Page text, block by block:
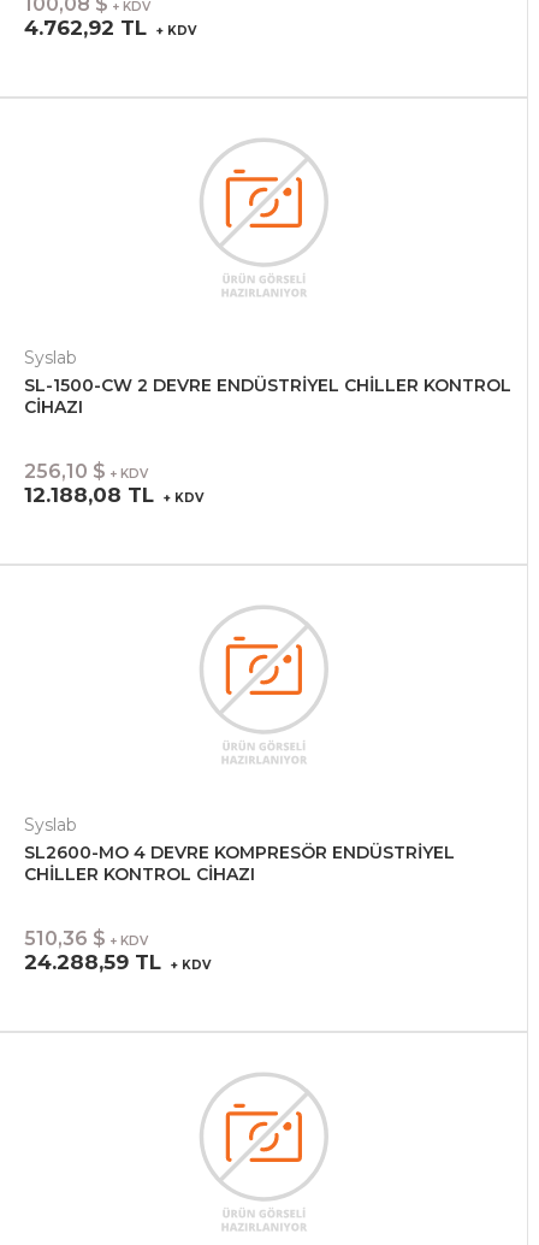
4.762,92 TL + KDV
+ KDV
Syslab
SL-1500-CW 2 DEVRE ENDÜSTRİYEL CHİLLER KONTROL
CİHAZI
12.188,08 TL + KDV
256,10 $ + KDV
Syslab
SL2600-MO 4 DEVRE KOMPRESÖR ENDÜSTRİYEL
CHİLLER KONTROL CİHAZI
24.288,59 TL + KDV
510,36 $ + KDV